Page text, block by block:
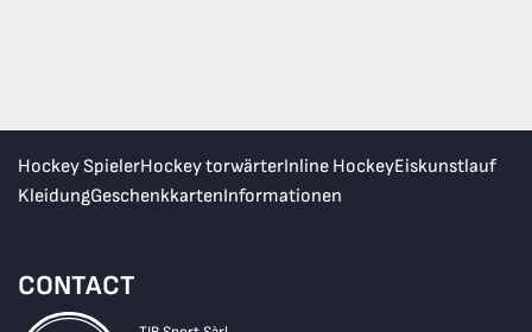
Hockey SpielerHockey torwärterInline HockeyEiskunstlauf
KleidungGeschenkkartenInformationen
CONTACT